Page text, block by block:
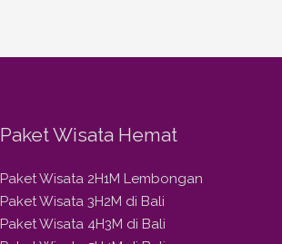
Paket Wisata Hemat
Paket Wisata 2H1M Lembongan
Paket Wisata 3H2M di Bali
Paket Wisata 4H3M di Bali